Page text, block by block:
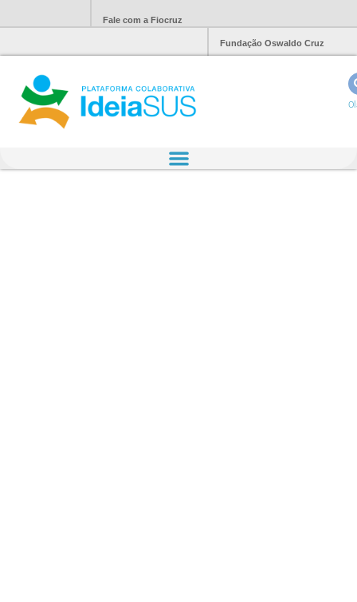
Fale com a Fiocruz
Fundação Oswaldo Cruz